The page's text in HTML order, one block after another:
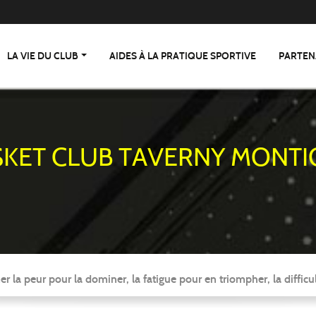
LA VIE DU CLUB AIDES À LA PRATIQUE SPORTIVE
CLUB TAVERNY
la peur pour la dominer, la fatigue pour en triompher, la